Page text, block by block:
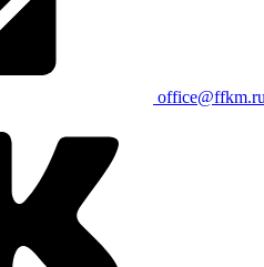
office@ffkm.ru